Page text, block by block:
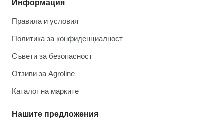
Информация
Правила и условия
Политика за конфиденциалност
Съвети за безопасност
Отзиви за Agroline
Каталог на марките
Нашите предложения